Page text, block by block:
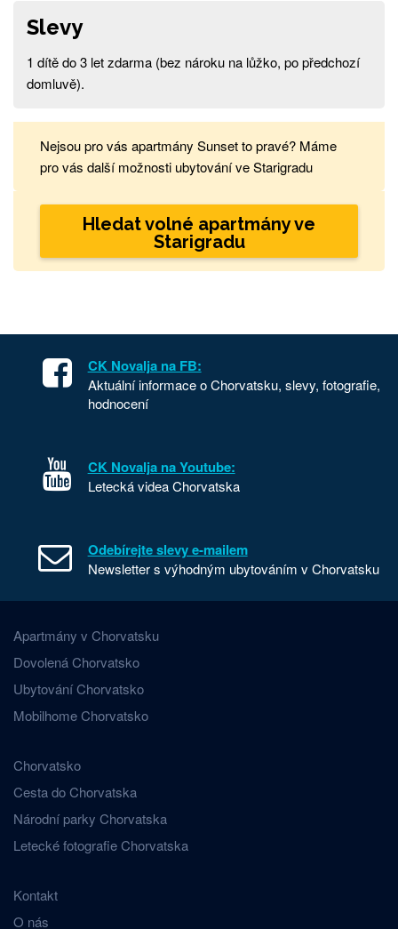
Slevy
1 dítě do 3 let zdarma (bez nároku na lůžko, po předchozí
domluvě).
Nejsou pro vás apartmány Sunset to pravé? Máme
pro vás další možnosti ubytování ve Starigradu
Hledat volné apartmány ve
Starigradu
CK Novalja na FB:
Aktuální informace o Chorvatsku, slevy, fotografie,
hodnocení
CK Novalja na Youtube:
Letecká videa Chorvatska
Odebírejte slevy e-mailem
Newsletter s výhodným ubytováním v Chorvatsku
Apartmány v Chorvatsku
Dovolená Chorvatsko
Ubytování Chorvatsko
Mobilhome Chorvatsko
Chorvatsko
Cesta do Chorvatska
Národní parky Chorvatska
Letecké fotografie Chorvatska
Kontakt
O nás